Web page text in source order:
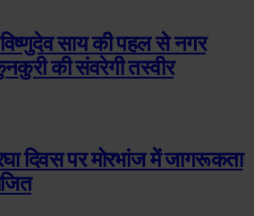
साय की पहल से नगर
की संवरेगी तस्वीर
दिवस पर मोरभांज में जागरूकता